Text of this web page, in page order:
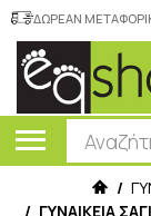
ΔΩΡΕΑΝ
/
/ ΓΥΝΑΙΚΕΙΑ